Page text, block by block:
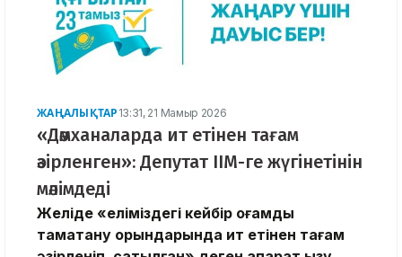
ЖАҢАЛЫҚТАР 13:31, 21 Мамыр 2026
«Дәмханаларда ит етінен тағам
әзірленген»: Депутат ІІМ-ге жүгінетінін
мәлімдеді
Желіде «еліміздегі кейбір қоғамдық
тамақтану орындарында ит етінен тағам